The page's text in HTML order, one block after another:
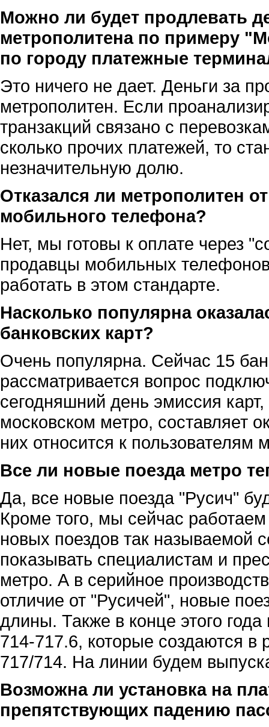
Можно ли будет продлевать
метрополитена по примеру
по городу платежные
Это ничего не дает. Деньги за
метрополитен. Если
транзакций связано с
сколько прочих платежей, то
незначительную долю.
Отказался ли метрополитен
мобильного телефона?
Нет, мы готовы к оплате через
продавцы мобильных
работать в этом стандарте.
Насколько популярна
банковских карт?
Очень популярна. Сейчас 15
рассматривается вопрос
сегодняшний день эмиссия
московском метро, составляет
них относится к пользователям
Все ли новые поезда метро
Да, все новые поезда "Русич"
Кроме того, мы сейчас
новых поездов так называемой
показывать специалистам и
метро. А в серийное
отличие от "Русичей", новые
длины. Также в конце этого
714-717.6, которые создаются в
717/714. На линии будем
Возможна ли установка на
препятствующих падению